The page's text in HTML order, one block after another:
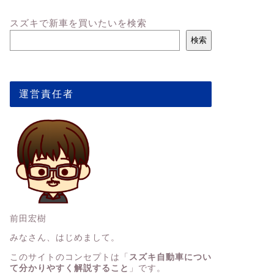
スズキで新車を買いたいを検索
検索
運営責任者
前田宏樹
みなさん、はじめまして。
このサイトのコンセプトは「 スズキ自動車につい
て分かりやすく解説すること 」です。